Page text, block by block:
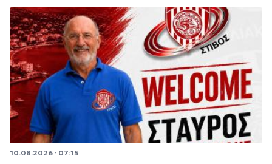
10.08.2026 · 07:15